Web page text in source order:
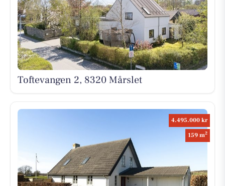
Toftevangen 2, 8320 Mårslet
4.495.000 kr
159 m2